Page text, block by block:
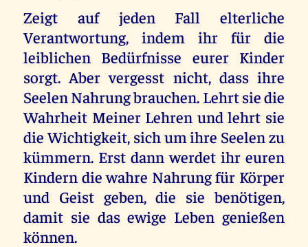
Zeigt auf jeden Fall elterliche
Verantwortung, indem ihr für die
leiblichen Bedürfnisse eurer Kinder
sorgt. Aber vergesst nicht, dass ihre
Seelen Nahrung brauchen. Lehrt sie die
Wahrheit Meiner Lehren und lehrt sie
die Wichtigkeit, sich um ihre Seelen zu
kümmern. Erst dann werdet ihr euren
Kindern die wahre Nahrung für Körper
und Geist geben, die sie benötigen,
damit sie das ewige Leben genießen
können.